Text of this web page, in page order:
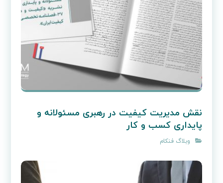
نقش مدیریت کیفیت در رهبری مسئولانه و
پایداری کسب و کار
وبلاگ فنکام